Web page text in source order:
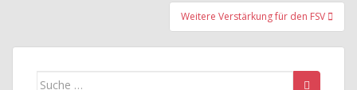
Weitere Verstärkung für den FSV
Suche